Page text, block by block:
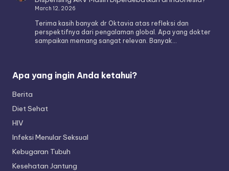
March 12, 2026
Terima kasih banyak dr Oktavia atas refleksi dan
perspektifnya dari pengalaman global. Apa yang dokter
sampaikan memang sangat relevan. Banyak…
Apa yang ingin Anda ketahui?
Berita
Diet Sehat
HIV
Infeksi Menular Seksual
Kebugaran Tubuh
Kesehatan Jantung